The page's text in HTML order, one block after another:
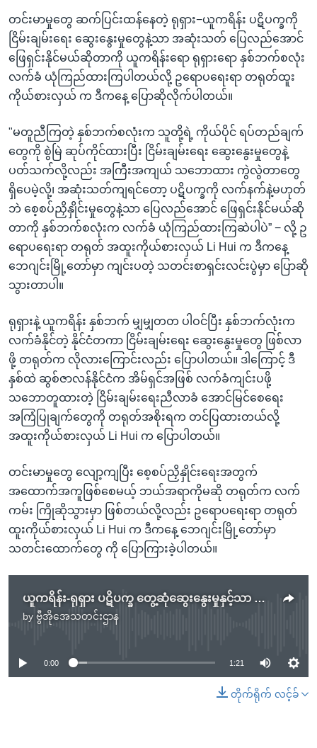
နေရာ
သို့
ကျော်
ရန်
တင်းမာမှုတွေ ဆက်ပြင်းထန်နေတဲ့ ရုရှား−ယူကရိန်း ပဋိပက္ခကို
ငြိမ်းချမ်းရေး ဆွေးနွေးမှုတွေနဲ့သာ အဆုံးသတ် ပြေလည်အောင်
ဖြေရှင်းနိုင်မယ်ဆိုတာကို ယူကရိန်းရော ရုရှားရော နှစ်ဘက်စလုံး
လက်ခံ ယုံကြည်ထားကြပါတယ်လို့ ဥရောပရေးရာ တရုတ်ထူး
ကိုယ်စားလှယ် က ဒီကနေ့ ပြောဆိုလိုက်ပါတယ်။
"မတူညီကြတဲ့ နှစ်ဘက်စလုံးက သူတို့ရဲ့ ကိုယ်ပိုင် ရပ်တည်ချက်
တွေကို စွဲမြဲ ဆုပ်ကိုင်ထားပြီး ငြိမ်းချမ်းရေး ဆွေးနွေးမှုတွေနဲ့
ပတ်သက်လို့လည်း အကြီးအကျယ် သဘောထား ကွဲလွဲတာတွေ
ရှိပေမဲ့လို့၊ အဆုံးသတ်ကျရင်တော့ ပဋိပက္ခကို လက်နက်နဲ့မဟုတ်
ဘဲ စေ့စပ်ညှိနှိုင်းမှုတွေနဲ့သာ ပြေလည်အောင် ဖြေရှင်းနိုင်မယ်ဆို
တာကို နှစ်ဘက်စလုံးက လက်ခံ ယုံကြည်ထားကြဆဲပါပဲ” − လို့ ဥ
ရောပရေးရာ တရုတ် အထူးကိုယ်စားလှယ် Li Hui က ဒီကနေ့
ဘေဂျင်းမြို့တော်မှာ ကျင်းပတဲ့ သတင်းစာရှင်းလင်းပွဲမှာ ပြောဆို
သွားတာပါ။
ရုရှားနဲ့ ယူကရိန်း နှစ်ဘက် မျှမျှတတ ပါဝင်ပြီး နှစ်ဘက်လုံးက
လက်ခံနိုင်တဲ့ နိုင်ငံတကာ ငြိမ်းချမ်းရေး ဆွေးနွေးမှုတွေ ဖြစ်လာ
ဖို့ တရုတ်က လိုလားကြောင်းလည်း ပြောပါတယ်။ ဒါကြောင့် ဒီ
နှစ်ထဲ ဆွစ်ဇာလန်နိုင်ငံက အိမ်ရှင်အဖြစ် လက်ခံကျင်းပဖို့
သဘောတူထားတဲ့ ငြိမ်းချမ်းရေးညီလာခံ အောင်မြင်စေရေး
အကြံပြုချက်တွေကို တရုတ်အစိုးရက တင်ပြထားတယ်လို့
အထူးကိုယ်စားလှယ် Li Hui က ပြောပါတယ်။
တင်းမာမှုတွေ လျော့ကျပြီး စေ့စပ်ညှိနှိုင်းရေးအတွက်
အထောက်အကူဖြစ်စေမယ့် ဘယ်အရာကိုမဆို တရုတ်က လက်
ကမ်း ကြိုဆိုသွားမှာ ဖြစ်တယ်လို့လည်း ဥရောပရေးရာ တရုတ်
ထူးကိုယ်စားလှယ် Li Hui က ဒီကနေ့ ဘေဂျင်းမြို့တော်မှာ
သတင်းထောက်တွေ ကို ပြောကြားခဲ့ပါတယ်။
ယူကရိန်း-ရုရှား ပဋိပက္ခ တွေ့ဆုံဆွေးနွေးမှုနှင့်သာ ပြေလည်မည် (တရုတ်အထူးကိုယ်စားလှယ်)
by ဗွီအိုအေသတင်းဌာန
No media source currently available
0:00 1:21
တိုက်ရိုက် လင့်ခ်